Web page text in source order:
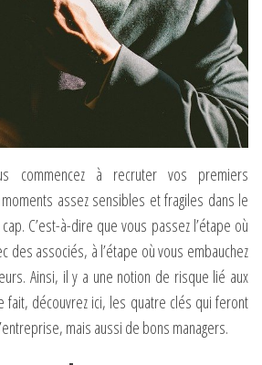
commencez à recruter vos premiers
assez sensibles et fragiles dans le
C’est-à-dire que vous passez l’étape où
des associés, à l’étape où vous embauchez
Ainsi, il y a une notion de risque lié aux
fait, découvrez ici, les quatre clés qui feront
mais aussi de bons managers.